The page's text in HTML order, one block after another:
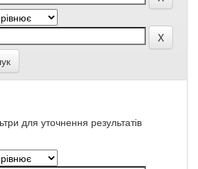
для уточнення результатів